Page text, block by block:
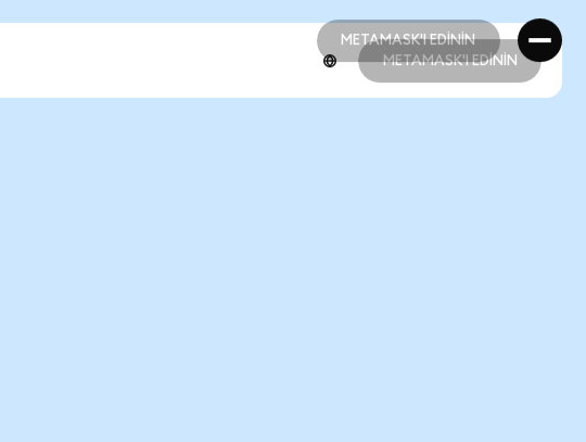
METAMASK'I EDİNİN
METAMASK'I EDİNİN
METAMASK'I EDİNİN